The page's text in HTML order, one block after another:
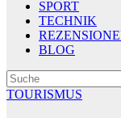
SPORT
TECHNIK
BLOG
TOURISMUS